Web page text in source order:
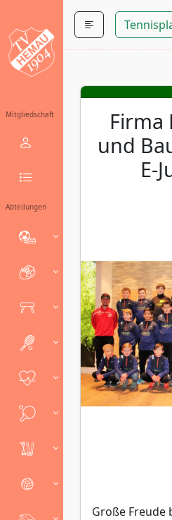
Mitgliedschaft
Abteilungen
Firma
und
E-
Große Freude